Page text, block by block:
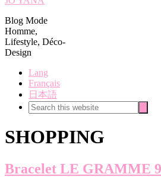
Blog Mode
Homme,
Lifestyle, Déco-
Design
Lang
Français
日本語
Search
this
SHOPPING
Bracelet LE GRAMME